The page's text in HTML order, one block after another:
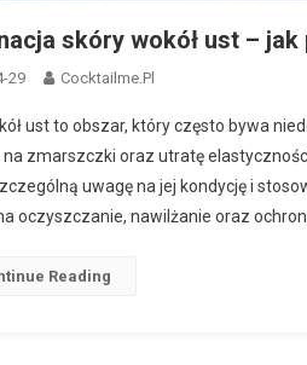
skóry wokół ust –
29 Cocktailme.pl
ust to obszar, który często bywa
zmarszczki oraz utratę
uwagę na jej kondycję i
oczyszczanie, nawilżanie oraz
Reading